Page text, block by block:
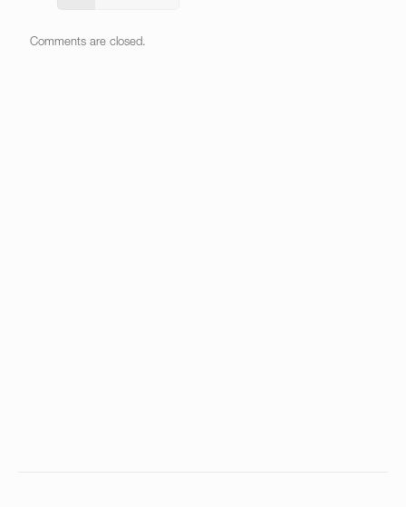
Comments are closed.